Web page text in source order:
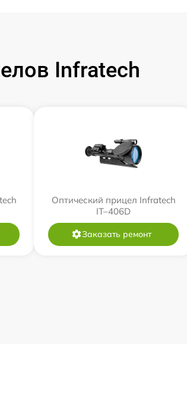
Infratech
Оптический прицел Infratech
IT–406D
Заказать ремонт